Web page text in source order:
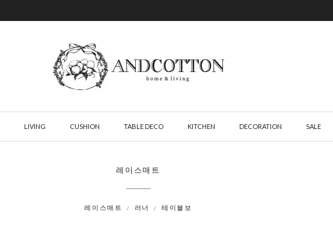
LIVING CUSHION TABLE DECO KITCHEN DECORATION SALE
레이스매트
레이스매트 러너 테이블보